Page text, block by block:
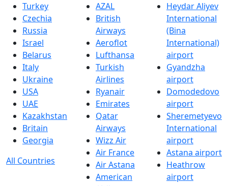
Turkey
Czechia
Russia
Israel
Belarus
Italy
Ukraine
USA
UAE
Kazakhstan
Britain
Georgia
All Countries
AZAL
British
Airways
Aeroflot
Lufthansa
Turkish
Airlines
Ryanair
Emirates
Qatar
Airways
Wizz Air
Air France
Air Astana
American
Heydar Aliyev
International
(Bina
International)
airport
Gyandzha
airport
Domodedovo
airport
Sheremetyevo
International
airport
Astana airport
Heathrow
airport